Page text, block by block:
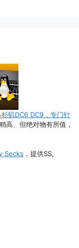
矶DC6 DC9，专门针
高、但绝对物有所值，
Socks ，提供SS,